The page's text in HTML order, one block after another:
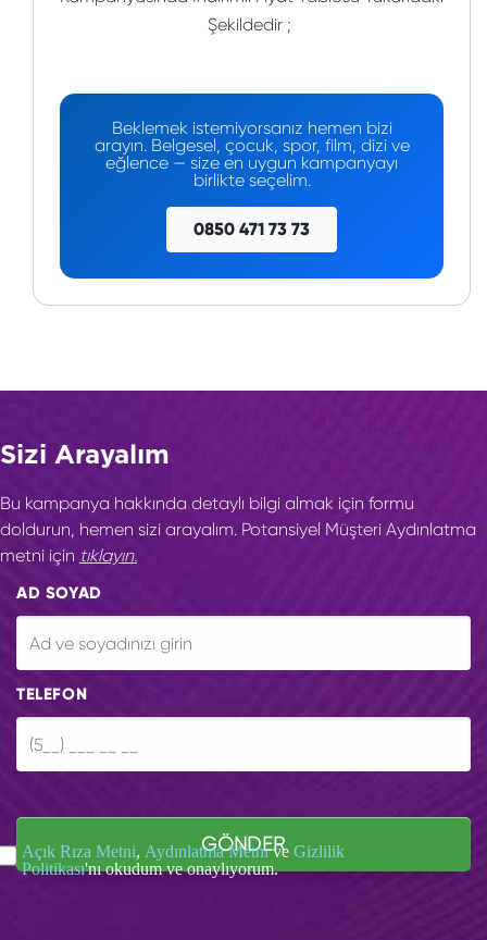
Şekildedir ;
Beklemek istemiyorsanız hemen bizi
arayın. Belgesel, çocuk, spor, film, dizi ve
eğlence — size en uygun kampanyayı
birlikte seçelim.
0850 471 73 73
Sizi Arayalım
Bu kampanya hakkında detaylı bilgi almak için formu
doldurun, hemen sizi arayalım. Potansiyel Müşteri Aydınlatma
metni için tıklayın.
AD SOYAD
TELEFON
GÖNDER
Açık Rıza Metni, Aydınlatma Metnive Gizlilik
Politikası'nı okudum ve onaylıyorum.